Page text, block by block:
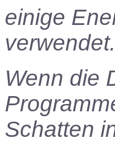
einige
verwendet.
Wenn die
Schatten